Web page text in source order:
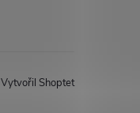
Vytvořil Shoptet